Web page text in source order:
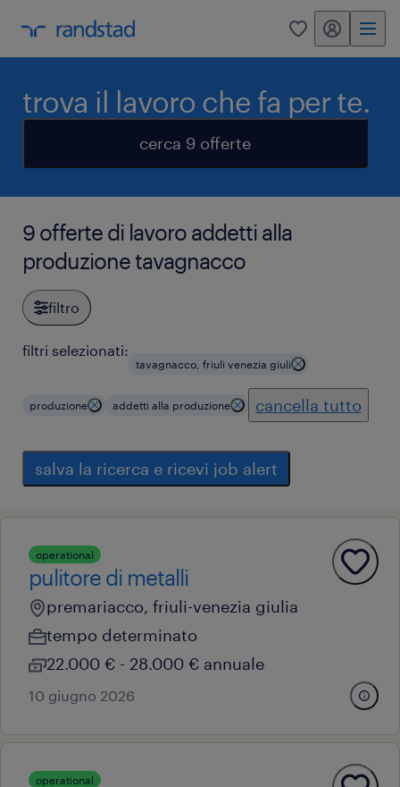
0 my randstad
trova il lavoro che fa per te.
cerca 9 offerte
9 offerte di lavoro addetti alla
produzione tavagnacco
filtro
filtri selezionati:
tavagnacco, friuli venezia giuli
produzione addetti alla produzione cancella tutto
salva la ricerca e ricevi job alert
operational
pulitore di metalli
premariacco, friuli-venezia giulia
tempo determinato
22.000 € - 28.000 € annuale
10 giugno 2026
operational